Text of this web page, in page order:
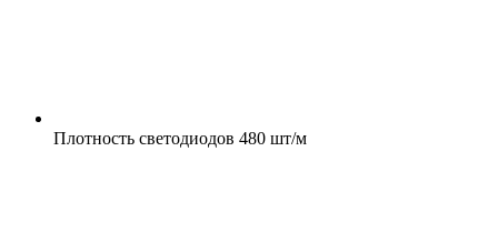
Плотность светодиодов 480 шт/м